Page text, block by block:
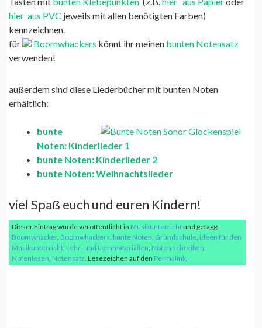
hier aus PVC jeweils mit allen benötigten Farben)
kennzeichnen.
für
Boomwhackers könnt ihr meinen bunten Notensatz
verwenden!
außerdem sind diese Liederbücher mit bunten Noten
erhältlich:
bunte
Noten: Kinderlieder 1
bunte Noten: Kinderlieder 2
bunte Noten: Weihnachtslieder
viel Spaß euch und euren Kindern!
Dieser Eintrag wurde veröffentlicht in Musikunterrichtund getaggt
Boomwhacker, Boomwhackers, bunte Noten, Grundschule, Ideen für den
Musikunterricht, Lehr- und Lernmaterialien, Noten schreiben,
Notenlesen, Notensatz. Lesezeichen auf den Permalink.